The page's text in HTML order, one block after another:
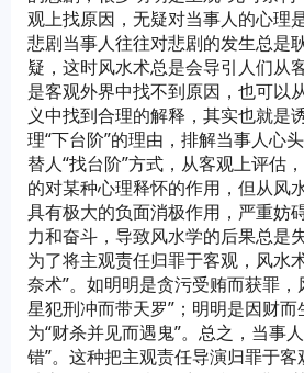
观上找原因，无疑对当事人的心理
悲剧当事人往往对悲剧的发生总是
疑，这时风水术总是会导引人们从
是客观外界中找不到原因，也可以
义中找到合理的解释，其实也就是
理“下台阶”的理由，排解当事人心
替人“找台阶”方式，从客观上评估
的对某种心理释怀的作用，但从风
具有极大的负面消极作用，严重妨
力和奋斗，导致风水学的后果总是失
为了将主观责任归罪于客观，风水
奈术”。如明明是贪污受贿而获罪
星犯刑冲而带天罗”；明明是因财
为“财杀并见而遇鬼”。总之，当事
错”。这种把主观责任导演归罪于